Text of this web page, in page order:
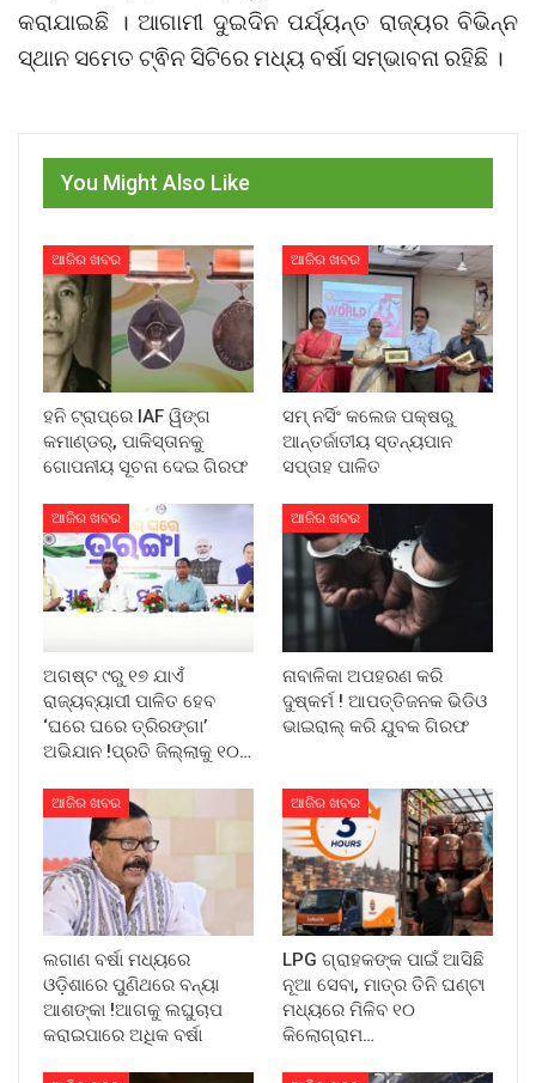
କରାଯାଇଛି । ଆଗାମୀ ଦୁଇଦିନ ପର୍ଯ୍ୟନ୍ତ ରାଜ୍ୟର ବିଭିନ୍ନ
ସ୍ଥାନ ସମେତ ଟ୍ଵିନ ସିଟିରେ ମଧ୍ୟ ବର୍ଷା ସମ୍ଭାବନା ରହିଛି ।
You Might Also Like
ଆଜିର ଖବର
ହନି ଟ୍ରାପ୍‌ରେ IAF ୱିଙ୍ଗ
କମାଣ୍ଡର୍, ପାକିସ୍ତାନକୁ
ଗୋପନୀୟ ସୂଚନା ଦେଇ ଗିରଫ
ଆଜିର ଖବର
ସମ୍ ନର୍ସିଂ କଲେଜ ପକ୍ଷରୁ
ଆନ୍ତର୍ଜାତୀୟ ସ୍ତନ୍ୟପାନ
ସପ୍ତାହ ପାଳିତ
ଆଜିର ଖବର
ଅଗଷ୍ଟ ୯ରୁ ୧୭ ଯାଏଁ
ରାଜ୍ୟବ୍ୟାପୀ ପାଳିତ ହେବ
‘ଘରେ ଘରେ ତ୍ରିରଙ୍ଗା’
ଅଭିଯାନ !ପ୍ରତି ଜିଲ୍ଲାକୁ ୧୦…
ଆଜିର ଖବର
ନାବାଳିକା ଅପହରଣ କରି
ଦୁଷ୍କର୍ମ ! ଆପତ୍ତିଜନକ ଭିଡିଓ
ଭାଇରାଲ୍ କରି ଯୁବକ ଗିରଫ
ଆଜିର ଖବର
ଲଗାଣ ବର୍ଷା ମଧ୍ୟରେ
ଓଡ଼ିଶାରେ ପୁଣିଥରେ ବନ୍ୟା
ଆଶଙ୍କା !ଆଗକୁ ଲଘୁଚାପ
କରାଇପାରେ ଅଧିକ ବର୍ଷା
ଆଜିର ଖବର
LPG ଗ୍ରାହକଙ୍କ ପାଇଁ ଆସିଛି
ନୂଆ ସେବା, ମାତ୍ର ତିନି ଘଣ୍ଟା
ମଧ୍ୟରେ ମିଳିବ ୧୦
କିଲୋଗ୍ରାମ…